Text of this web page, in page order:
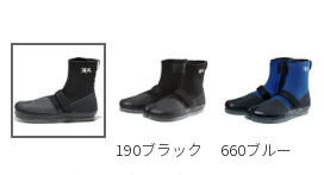
190ブラック 660ブルー